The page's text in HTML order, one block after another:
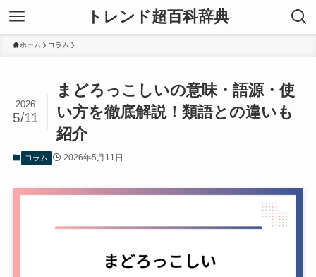
トレンド超百科辞典
ホーム コラム
まどろっこしいの意味・語源・使
い方を徹底解説！類語との違いも
紹介
2026
5/11
コラム 2026年5月11日